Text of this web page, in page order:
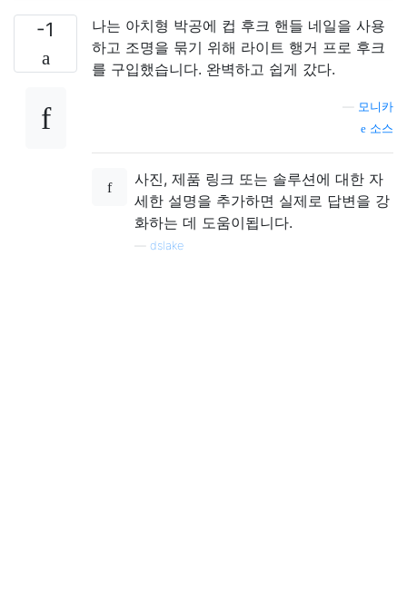
-1
나는 아치형 박공에 컵 후크 핸들 네일을 사용
하고 조명을 묶기 위해 라이트 행거 프로 후크
를 구입했습니다. 완벽하고 쉽게 갔다.
모니카
소스
사진, 제품 링크 또는 솔루션에 대한 자
세한 설명을 추가하면 실제로 답변을 강
화하는 데 도움이됩니다.
dslake